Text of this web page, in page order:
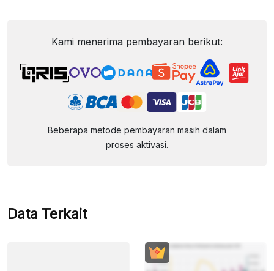
Kami menerima pembayaran berikut:
Beberapa metode pembayaran masih dalam
proses aktivasi.
Data Terkait